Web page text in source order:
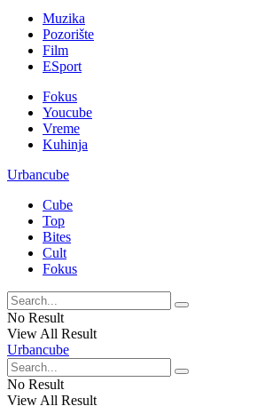
Muzika
Pozorište
Film
ESport
Fokus
Youcube
Vreme
Kuhinja
Urbancube
Cube
Top
Bites
Cult
Fokus
No Result
View All Result
Urbancube
No Result
View All Result